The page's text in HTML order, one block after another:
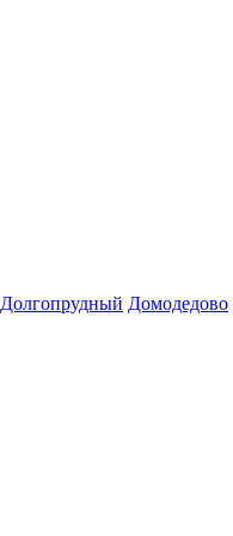
Долгопрудный Домодедово